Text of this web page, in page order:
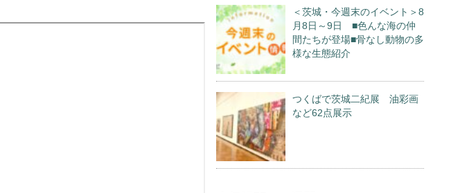
＜茨城・今週末のイベント＞8
月8日～9日 ■色んな海の仲
間たちが登場■骨なし動物の多
様な生態紹介
つくばで茨城二紀展 油彩画
など62点展示